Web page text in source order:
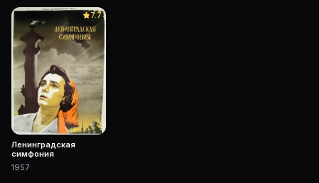
7.7
Ленинградская
симфония
1957